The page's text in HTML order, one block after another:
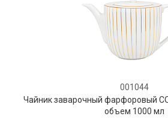
001044
Чайник заварочный фарфоровый
объем 1000 мл